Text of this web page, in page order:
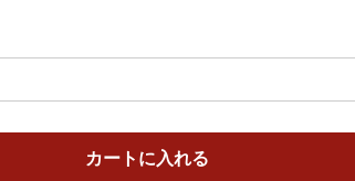
カートに入れる